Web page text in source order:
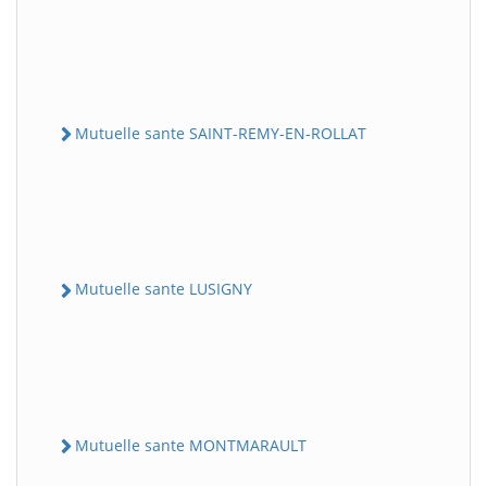
Mutuelle sante SAINT-REMY-EN-ROLLAT
Mutuelle sante LUSIGNY
Mutuelle sante MONTMARAULT